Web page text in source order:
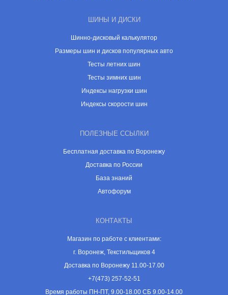
ШИНЫ И ДИСКИ
Шинно-дисковый калькулятор
Размеры шин и дисков популярных авто
Тесты летних шин
Тесты зимних шин
Индексы нагрузки шин
Индексы скорости шин
ПОЛЕЗНЫЕ ССЫЛКИ
Бесплатная доставка по Воронежу
Доставка по России
База знаний
Автофорум
КОНТАКТЫ
Магазин по работе с клиентами:
г. Воронеж, Текстильщиков 4
Доставка по Воронежу 11.00-17.00
+7(473) 257-52-51
Время работы ПН-ПТ, 9.00-18.00 СБ 9.00-14.00